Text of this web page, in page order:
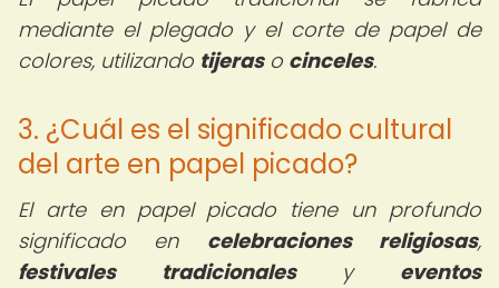
mediante el plegado y el corte de papel de
colores, utilizando tijeraso cinceles.
3. ¿Cuál es el significado cultural
del arte en papel picado?
El arte en papel picado tiene un profundo
significado en celebraciones religiosas,
festivales tradicionalesy eventos